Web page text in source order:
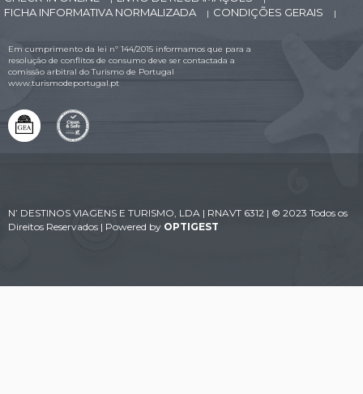
FICHA INFORMATIVA NORMALIZADA | CONDIÇÕES GERAIS |
Em cumprimento da lei nº 144/2015 informamos que para a
resolução de conflitos de consumo deve ser contactada a
comissão arbitral do Turismo de Portugal
www.turismodeportugal.pt
N’ DESTINOS VIAGENS E TURISMO, LDA | RNAVT 6312 | © 2023 Todos os
Direitos Reservados | Powered by OPTIGEST